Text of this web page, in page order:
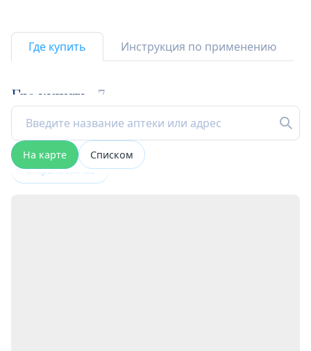
Где купить Инструкция по применению
Где купить 7
На карте Списком
Открыта сейчас